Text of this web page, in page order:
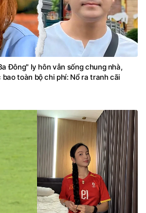
Đông" ly hôn vẫn sống chung nhà,
toàn bộ chi phí: Nổ ra tranh cãi